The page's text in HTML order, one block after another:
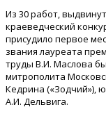
Из 30 работ,
краеведческий
присудило первое
звания лауреата
труды В.И. Маслова
митрополита
Кедрина («Зодчий»),
А.И. Дельвига.